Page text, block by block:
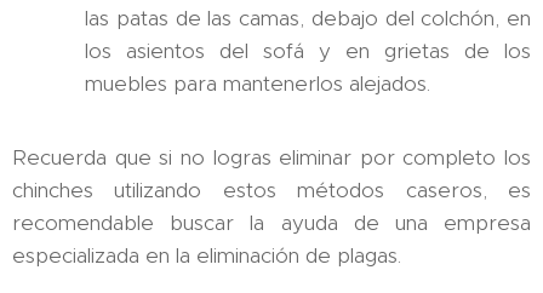
las patas de las camas, debajo del colchón, en
los asientos del sofá y en grietas de los
muebles para mantenerlos alejados.
Recuerda que si no logras eliminar por completo los
chinches utilizando estos métodos caseros, es
recomendable buscar la ayuda de una empresa
especializada en la eliminación de plagas.